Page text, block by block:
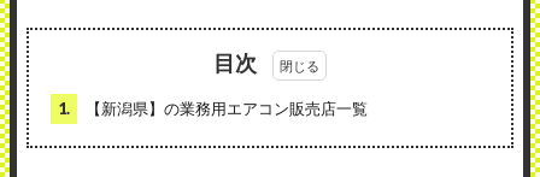
目次
1. 【新潟県】の業務用エアコン販売店一覧